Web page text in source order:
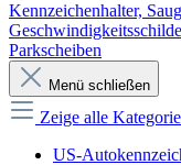
Kennzeichenhalter,
Parkscheiben
Menü schließen
Zeige alle
US-